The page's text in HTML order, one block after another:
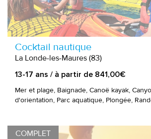
Cocktail nautique
La Londe-les-Maures (83)
13-17 ans / à partir de 841,00€
Mer et plage, Baignade, Canoë kayak,
d'orientation, Parc aquatique, Plongée,
COMPLET